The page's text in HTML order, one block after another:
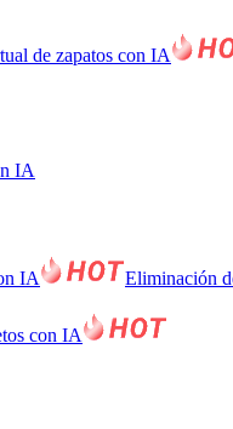
de zapatos con IA
IA
IA Eliminación
con IA